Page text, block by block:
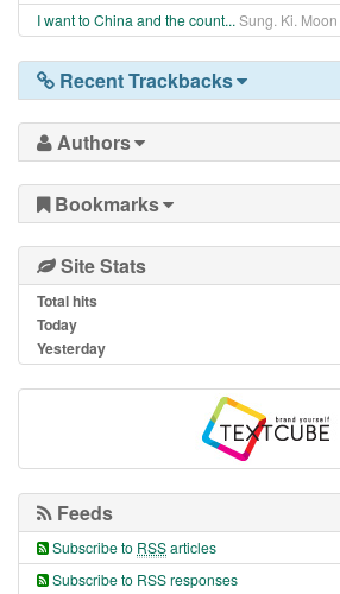
I want to China and the count...Sung. Ki. Moon
Recent Trackbacks
Authors
Bookmarks
Site Stats
Total hits
Today
Yesterday
Feeds
Subscribe to RSSarticles
Subscribe to RSS responses